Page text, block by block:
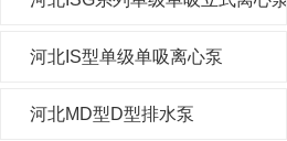
河北IS型单级单吸离心泵
河北MD型D型排水泵